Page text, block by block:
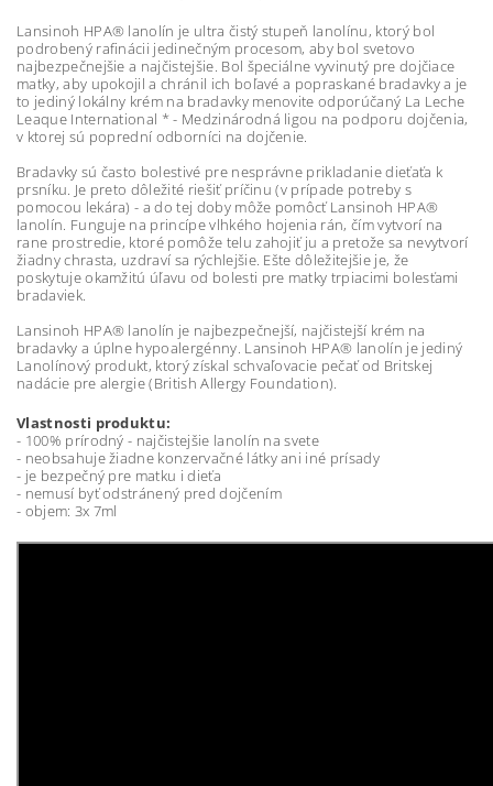
Lansinoh HPA® lanolín je ultra čistý stupeň lanolínu, ktorý bol
podrobený rafinácii jedinečným procesom, aby bol svetovo
najbezpečnejšie a najčistejšie. Bol špeciálne vyvinutý pre dojčiace
matky, aby upokojil a chránil ich boľavé a popraskané bradavky a je
to jediný lokálny krém na bradavky menovite odporúčaný La Leche
Leaque International * - Medzinárodná ligou na podporu dojčenia,
v ktorej sú poprední odborníci na dojčenie.
Bradavky sú často bolestivé pre nesprávne prikladanie dieťaťa k
prsníku. Je preto dôležité riešiť príčinu (v prípade potreby s
pomocou lekára) - a do tej doby môže pomôcť Lansinoh HPA®
lanolín. Funguje na princípe vlhkého hojenia rán, čím vytvorí na
rane prostredie, ktoré pomôže telu zahojiť ju a pretože sa nevytvorí
žiadny chrasta, uzdraví sa rýchlejšie. Ešte dôležitejšie je, že
poskytuje okamžitú úľavu od bolesti pre matky trpiacimi bolesťami
bradaviek.
Lansinoh HPA® lanolín je najbezpečnejší, najčistejší krém na
bradavky a úplne hypoalergénny. Lansinoh HPA® lanolín je jediný
Lanolínový produkt, ktorý získal schvaľovacie pečať od Britskej
nadácie pre alergie (British Allergy Foundation).
Vlastnosti produktu:
- 100% prírodný - najčistejšie lanolín na svete
- neobsahuje žiadne konzervačné látky ani iné prísady
- je bezpečný pre matku i dieťa
- nemusí byť odstránený pred dojčením
- objem: 3x 7ml